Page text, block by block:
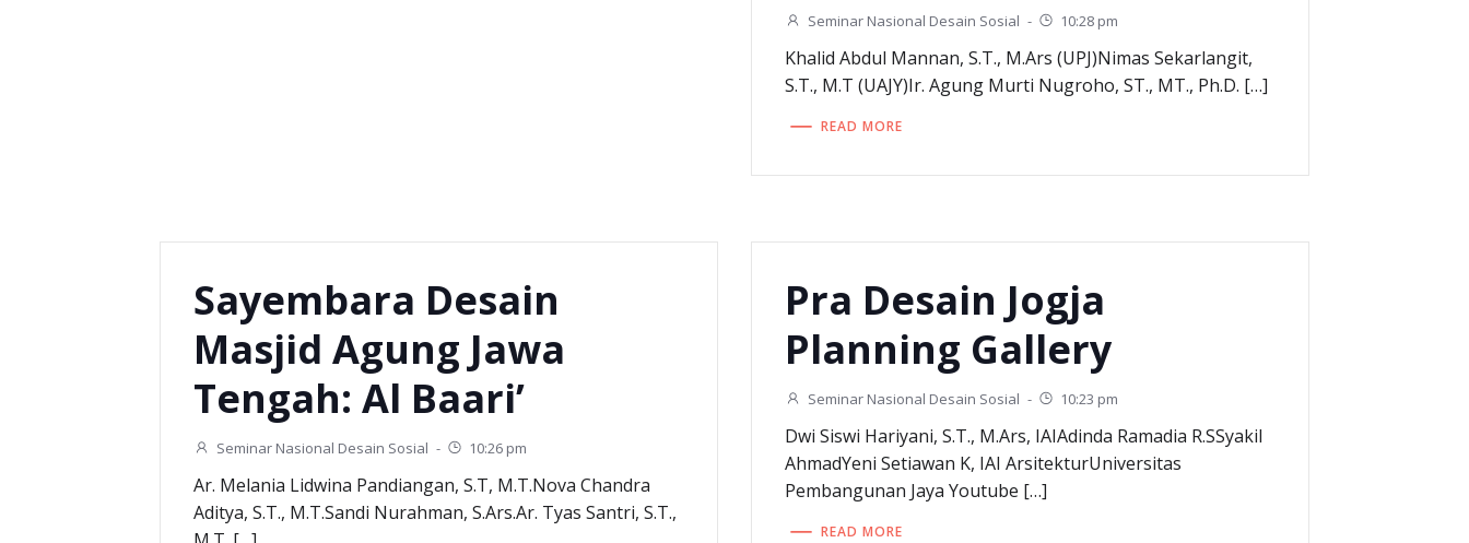
Seminar Nasional Desain Sosial - 10:28 pm
Khalid Abdul Mannan, S.T., M.Ars (UPJ)Nimas Sekarlangit,
S.T., M.T (UAJY)Ir. Agung Murti Nugroho, ST., MT., Ph.D. […]
READ MORE
Sayembara Desain
Masjid Agung Jawa
Tengah: Al Baari’
Seminar Nasional Desain Sosial - 10:26 pm
Ar. Melania Lidwina Pandiangan, S.T, M.T.Nova Chandra
Aditya, S.T., M.T.Sandi Nurahman, S.Ars.Ar. Tyas Santri, S.T.,
Pra Desain Jogja
Planning Gallery
Seminar Nasional Desain Sosial - 10:23 pm
Dwi Siswi Hariyani, S.T., M.Ars, IAIAdinda Ramadia R.SSyakil
AhmadYeni Setiawan K, IAI ArsitekturUniversitas
Pembangunan Jaya Youtube […]
READ MORE